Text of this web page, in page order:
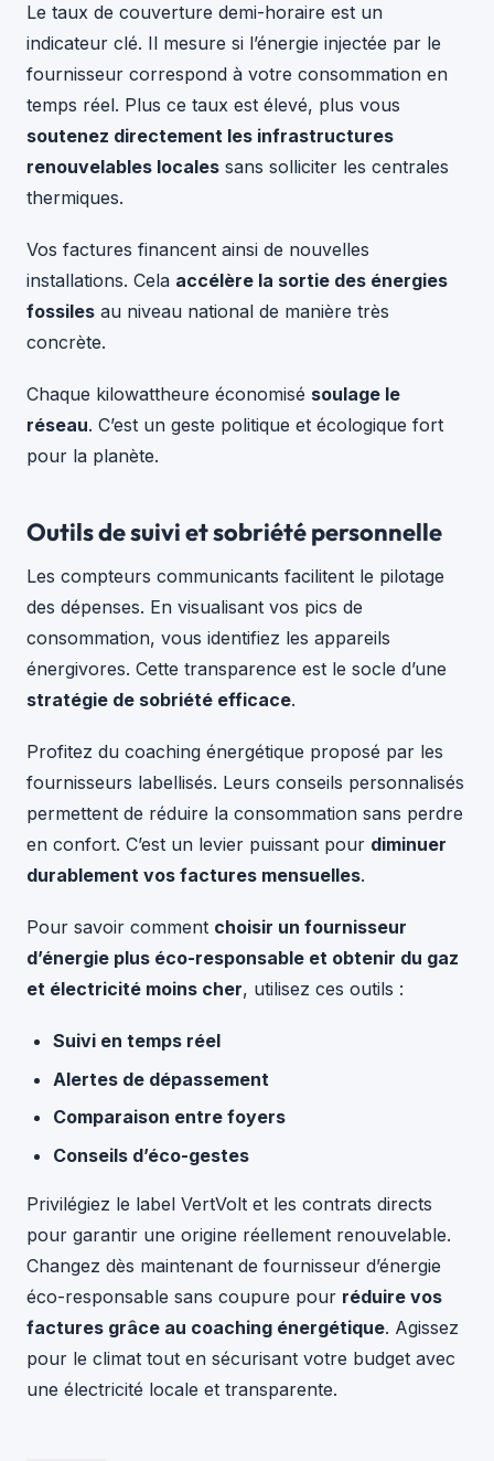
Le taux de couverture demi-horaire est un
indicateur clé. Il mesure si l’énergie injectée par le
fournisseur correspond à votre consommation en
temps réel. Plus ce taux est élevé, plus vous
soutenez directement les infrastructures
renouvelables locales sans solliciter les centrales
thermiques.
Vos factures financent ainsi de nouvelles
installations. Cela accélère la sortie des énergies
fossiles au niveau national de manière très
concrète.
Chaque kilowattheure économisé soulage le
réseau. C’est un geste politique et écologique fort
pour la planète.
Outils de suivi et sobriété personnelle
Les compteurs communicants facilitent le pilotage
des dépenses. En visualisant vos pics de
consommation, vous identifiez les appareils
énergivores. Cette transparence est le socle d’une
stratégie de sobriété efficace.
Profitez du coaching énergétique proposé par les
fournisseurs labellisés. Leurs conseils personnalisés
permettent de réduire la consommation sans perdre
en confort. C’est un levier puissant pour diminuer
durablement vos factures mensuelles.
Pour savoir comment choisir un fournisseur
d’énergie plus éco-responsable et obtenir du gaz
et électricité moins cher, utilisez ces outils :
Suivi en temps réel
Alertes de dépassement
Comparaison entre foyers
Conseils d’éco-gestes
Privilégiez le label VertVolt et les contrats directs
pour garantir une origine réellement renouvelable.
Changez dès maintenant de fournisseur d’énergie
éco-responsable sans coupure pour réduire vos
factures grâce au coaching énergétique. Agissez
pour le climat tout en sécurisant votre budget avec
une électricité locale et transparente.